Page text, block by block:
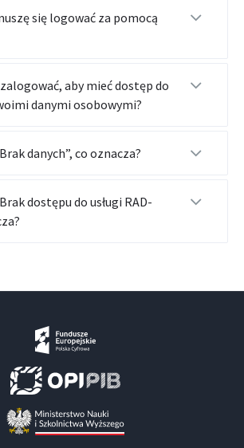
się logować za pomocą
aby mieć dostęp do
danymi osobowymi?
danych”, co oznacza?
dostępu do usługi RAD-